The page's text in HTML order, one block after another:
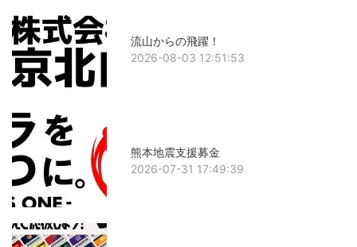
流山からの飛躍！
2026-08-03 12:51:53
熊本地震支援募金
2026-07-31 17:49:39